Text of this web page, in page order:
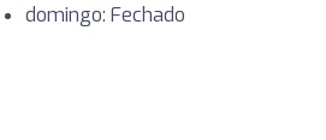
domingo: Fechado